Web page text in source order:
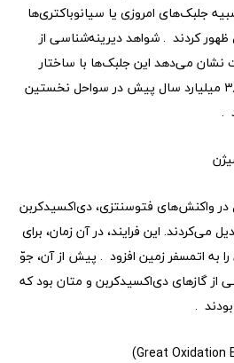
جلبک‌های امروزی یا سیانوباکتری‌ها
کردند . شواهد دیرینه‌شناسی از
نشان می‌دهد این جلبک‌ها با ساختار
لایه‌ای خاص خود، در حدود ۳٫۵ میلیارد سال پیش در سواحل نخستین
.
در واکنش‌های فتوسنتزی، دی‌اکسیدکربن
می‌کردند. این فرایند، در آن زمان، برای
به اتمسفر زمین افزود . پیش از آن، جوّ
از گازهای دی‌اکسیدکربن و متان بود که
.